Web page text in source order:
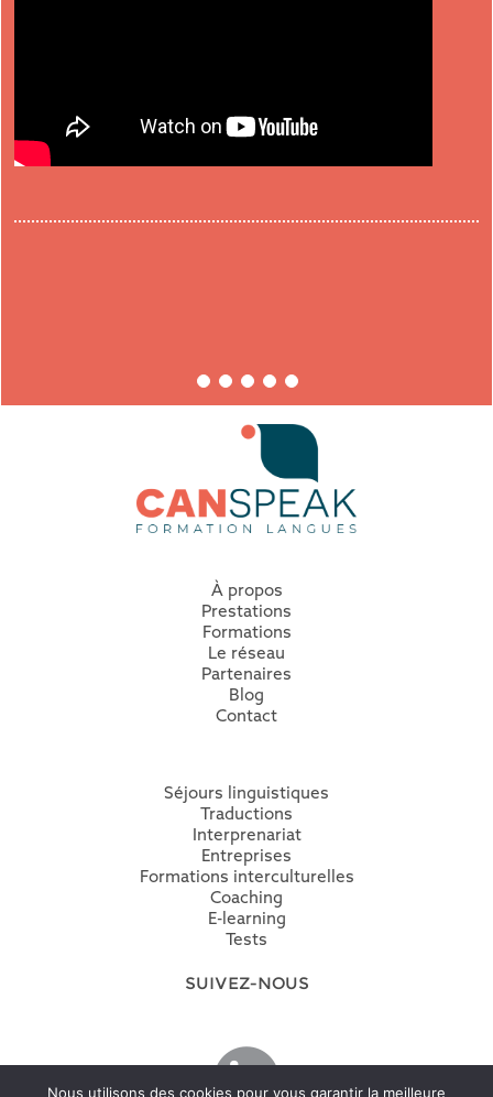
À propos
Prestations
Formations
Le réseau
Partenaires
Blog
Contact
Séjours linguistiques
Traductions
Interprenariat
Entreprises
Formations interculturelles
Coaching
E-learning
Tests
SUIVEZ-NOUS
Nous utilisons des cookies pour vous garantir la meilleure